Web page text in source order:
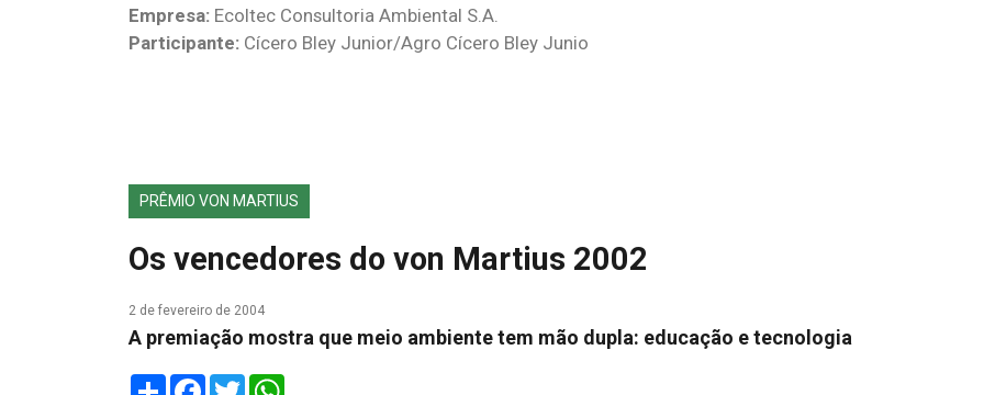
Empresa: Ecoltec Consultoria Ambiental S.A.
Participante: Cícero Bley Junior/Agro Cícero Bley Junio
PRÊMIO VON MARTIUS
Os vencedores do von Martius 2002
2 de fevereiro de 2004
A premiação mostra que meio ambiente tem mão dupla: educação e tecnologia
ShareFacebook
Twitter